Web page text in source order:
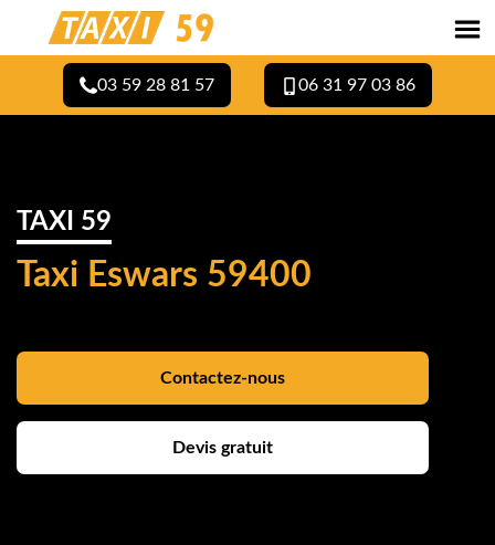
03 59 28 81 57 06 31 97 03 86
TAXI 59
Taxi Eswars 59400
Contactez-nous
Devis gratuit